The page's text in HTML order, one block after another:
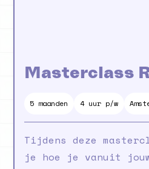
Masterclass
5 maanden 4 uur p/w
Tijdens deze
je hoe je vanuit